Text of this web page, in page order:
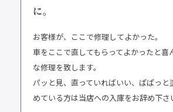
に。
お客様が、ここで修理してよかった。
車をここで直してもらってよかったと喜
な修理を致します。
パッと見、直っていればいい、ぱぱっと
めている方は当店への入庫をお辞め下さ